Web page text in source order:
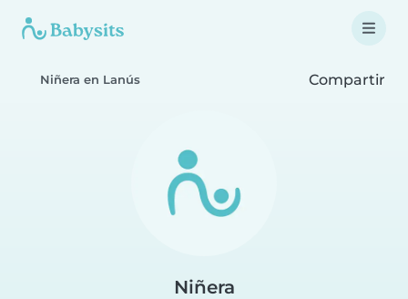
Niñera en Lanús Compartir
Niñera